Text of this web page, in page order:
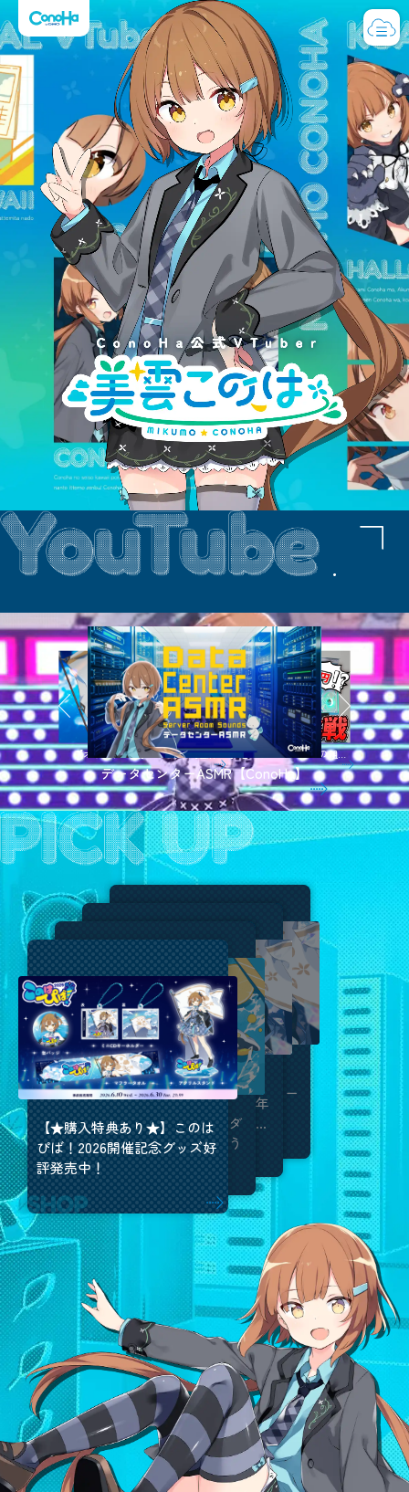
【オリジナル曲】ポラリスの旗
【official MV】
データセンターASMR【ConoHa】
【自作PC】白いゲーミングPCの組み
立てに初挑戦！【美雲このは】
【このはぴば！2026】13周
年、本当にありがとう！今年
も最高のお誕生日になりまし
た！✨
美雲このは13周年記念ライ
ブ このはぴば！2026【アー
カイブ】
【★購入特典あり★】このは
ぴば！2026開催記念グッズ好
評発売中！
美雲このはの夏壁紙公開！ダ
ウンロードして夏を楽しもう
☆